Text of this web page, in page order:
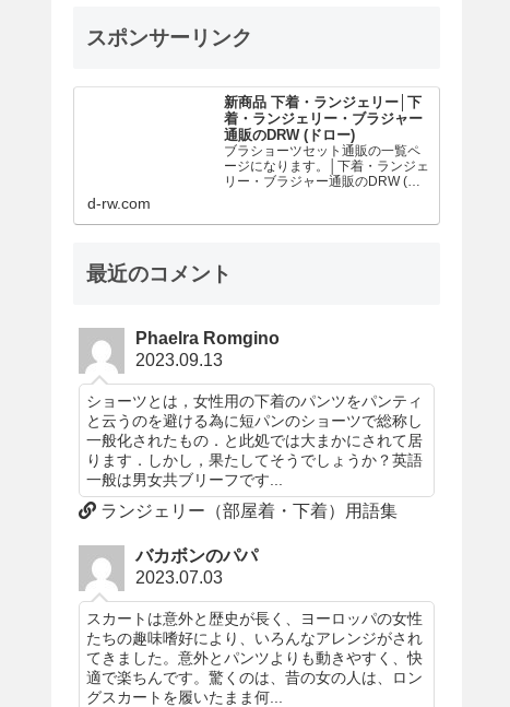
スポンサーリンク
新商品 下着・ランジェリー│下
着・ランジェリー・ブラジャー
通販のDRW (ドロー)
ブラショーツセット通販の一覧ペ
ージになります。│下着・ランジェ
リー・ブラジャー通販のDRW (ド
以上の豊富なラインナップ！話題
サイズ・デザインから、お気に入
d-rw.com
最近のコメント
Phaelra Romgino
2023.09.13
ショーツとは，女性用の下着のパンツをパンティ
と云うのを避ける為に短パンのショーツで総称し
一般化されたもの．と此処では大まかにされて居
ります．しかし，果たしてそうでしょうか？英語
一般は男女共ブリーフです...
ランジェリー（部屋着・下着）用語集
バカボンのパパ
2023.07.03
スカートは意外と歴史が長く、ヨーロッパの女性
たちの趣味嗜好により、いろんなアレンジがされ
てきました。意外とパンツよりも動きやすく、快
適で楽ちんです。驚くのは、昔の女の人は、ロン
グスカートを履いたまま何...